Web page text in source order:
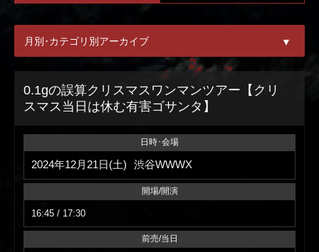
月別･カテゴリ別アーカイブ ▼
ALL
08月
09月
0.1gの誤算クリスマスワンマンツアー【クリ
スマス当日は休む有害ゴサンタ】
日時･会場
2024年12月21日(土) 渋谷WWWX
開場/開演
16:45 / 17:30
前売/当日